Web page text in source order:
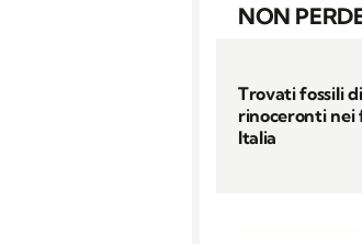
NON
Trovati fossili
rinoceronti nei
Italia